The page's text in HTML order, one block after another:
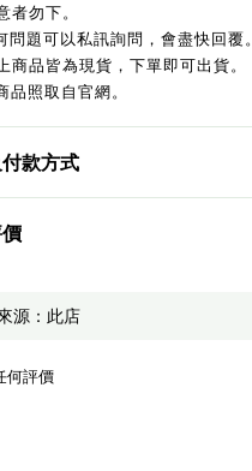
者勿下。
問題可以私訊詢問，會盡快回覆。
商品皆為現貨，下單即可出貨。
品照取自官網。
款方式
何評價